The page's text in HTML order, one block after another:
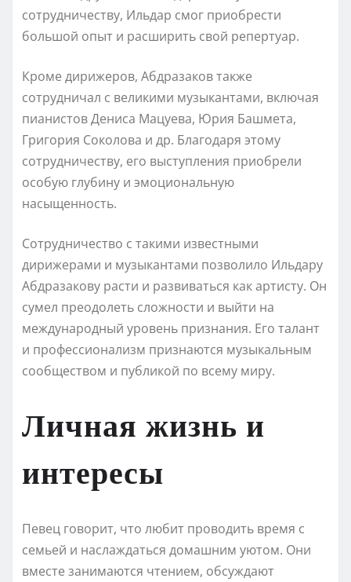
сотрудничеству, Ильдар смог приобрести
большой опыт и расширить свой репертуар.
Кроме дирижеров, Абдразаков также
сотрудничал с великими музыкантами, включая
пианистов Дениса Мацуева, Юрия Башмета,
Григория Соколова и др. Благодаря этому
сотрудничеству, его выступления приобрели
особую глубину и эмоциональную
насыщенность.
Сотрудничество с такими известными
дирижерами и музыкантами позволило Ильдару
Абдразакову расти и развиваться как артисту. Он
сумел преодолеть сложности и выйти на
международный уровень признания. Его талант
и профессионализм признаются музыкальным
сообществом и публикой по всему миру.
Личная жизнь и
интересы
Певец говорит, что любит проводить время с
семьей и наслаждаться домашним уютом. Они
вместе занимаются чтением, обсуждают